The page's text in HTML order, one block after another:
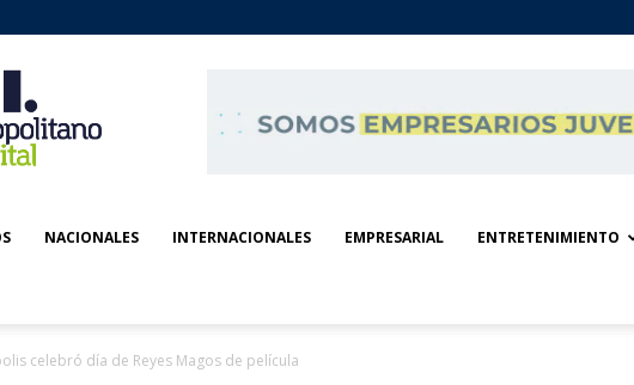
NACIONALES INTERNACIONALES EMPRESARIAL ENTRETENIMIENTO
celebró día de Reyes Magos de película